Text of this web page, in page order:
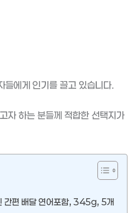
에게 인기를 끌고 있습니다.
자 하는 분들께 적합한 선택지가
간편 배달 연어포함, 345g, 5개